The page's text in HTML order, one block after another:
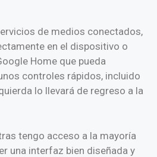
de medios conectados,
en el dispositivo o
Home que pueda
controles rápidos, incluido
lo llevará de regreso a la
tengo acceso a la mayoría
una interfaz bien diseñada y